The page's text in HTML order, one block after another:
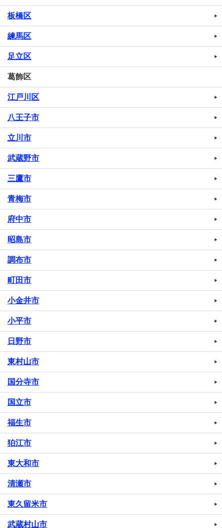
板橋区
練馬区
足立区
葛飾区
江戸川区
八王子市
立川市
武蔵野市
三鷹市
青梅市
府中市
昭島市
調布市
町田市
小金井市
小平市
日野市
東村山市
国分寺市
国立市
福生市
狛江市
東大和市
清瀬市
東久留米市
武蔵村山市